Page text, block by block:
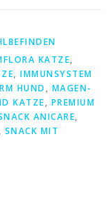
KATZE,
, IMMUNSYSTEM
HUND , MAGEN-
KATZE, PREMIUM
ANICARE,
, SNACK MIT